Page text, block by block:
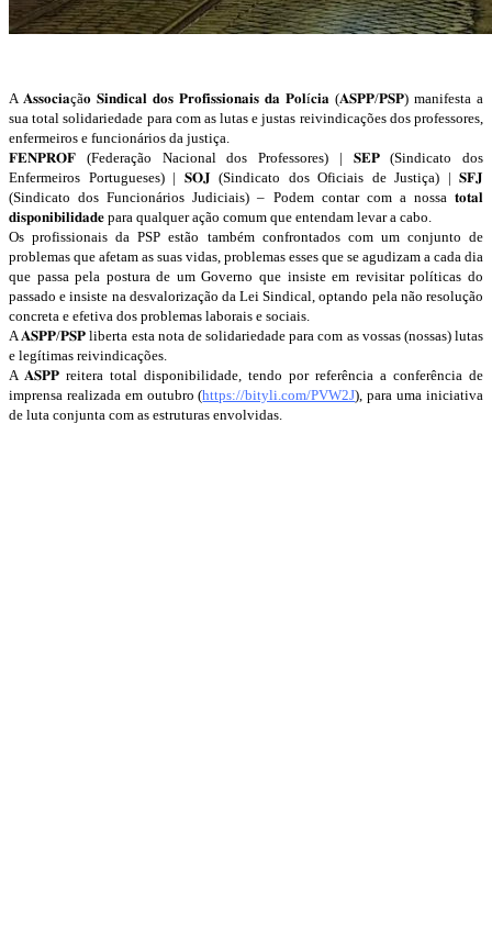
A 𝐀𝐬𝐬𝐨𝐜𝐢𝐚çã𝐨 𝐒𝐢𝐧𝐝𝐢𝐜𝐚𝐥 𝐝𝐨𝐬 𝐏𝐫𝐨𝐟𝐢𝐬𝐬𝐢𝐨𝐧𝐚𝐢𝐬 𝐝𝐚 𝐏𝐨𝐥í𝐜𝐢𝐚 (𝐀𝐒𝐏𝐏/𝐏𝐒𝐏) manifesta a
sua total solidariedade para com as lutas e justas reivindicações dos professores,
enfermeiros e funcionários da justiça.
𝐅𝐄𝐍𝐏𝐑𝐎𝐅 (Federação Nacional dos Professores) | 𝐒𝐄𝐏 (Sindicato dos
Enfermeiros Portugueses) | 𝐒𝐎𝐉 (Sindicato dos Oficiais de Justiça) | 𝐒𝐅𝐉
(Sindicato dos Funcionários Judiciais) – Podem contar com a nossa 𝐭𝐨𝐭𝐚𝐥
𝐝𝐢𝐬𝐩𝐨𝐧𝐢𝐛𝐢𝐥𝐢𝐝𝐚𝐝𝐞 para qualquer ação comum que entendam levar a cabo.
Os profissionais da PSP estão também confrontados com um conjunto de
problemas que afetam as suas vidas, problemas esses que se agudizam a cada dia
que passa pela postura de um Governo que insiste em revisitar políticas do
passado e insiste na desvalorização da Lei Sindical, optando pela não resolução
concreta e efetiva dos problemas laborais e sociais.
A 𝐀𝐒𝐏𝐏/𝐏𝐒𝐏 liberta esta nota de solidariedade para com as vossas (nossas) lutas
e legítimas reivindicações.
A 𝐀𝐒𝐏𝐏 reitera total disponibilidade, tendo por referência a conferência de
imprensa realizada em outubro (https://bityli.com/PVW2J), para uma iniciativa
de luta conjunta com as estruturas envolvidas.